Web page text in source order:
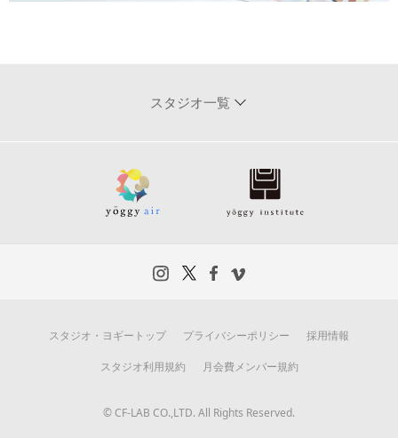
スタジオ一覧
スタジオ・ヨギートップ プライバシーポリシー 採用情報
スタジオ利用規約 月会費メンバー規約
© CF-LAB CO.,LTD. All Rights Reserved.